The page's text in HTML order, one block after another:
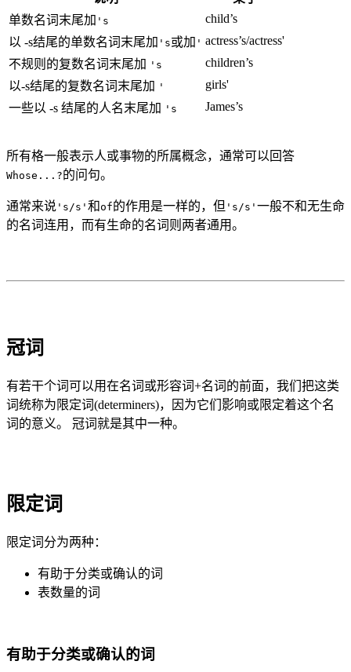
单数名词末尾加 's
child’s
以 -s结尾的单数名词末尾加 's或加 ' actress’s/actress'
不规则的复数名词末尾加 's
children’s
以-s结尾的复数名词末尾加 '
girls'
一些以 -s 结尾的人名末尾加 's James’s
所有格一般表示人或事物的所属概念，通常可以回答
Whose...?的问句。
通常来说 's/s' 和of的作用是一样的，但 's/s' 一般不和无生命
的名词连用，而有生命的名词则两者通用。
冠词
有若干个词可以用在名词或形容词+名词的前面，我们把这类
词统称为限定词(determiners)，因为它们影响或限定着这个名
词的意义。 冠词就是其中一种。
限定词
限定词分为两种：
有助于分类或确认的词
表数量的词
有助于分类或确认的词